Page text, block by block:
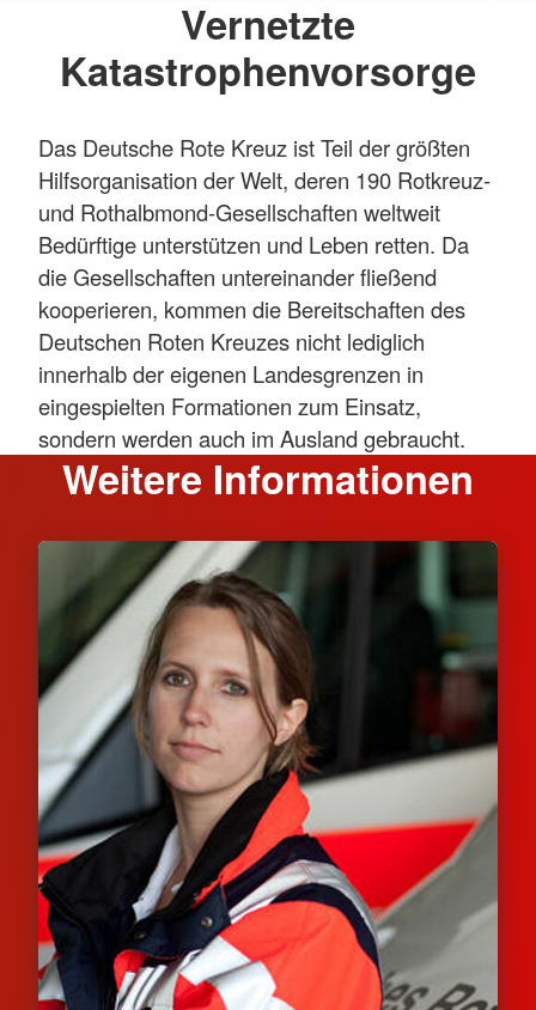
Vernetzte
Katastrophenvorsorge
Das Deutsche Rote Kreuz ist Teil der größten
Hilfsorganisation der Welt, deren 190 Rotkreuz-
und Rothalbmond-Gesellschaften weltweit
Bedürftige unterstützen und Leben retten. Da
die Gesellschaften untereinander fließend
kooperieren, kommen die Bereitschaften des
Deutschen Roten Kreuzes nicht lediglich
innerhalb der eigenen Landesgrenzen in
eingespielten Formationen zum Einsatz,
sondern werden auch im Ausland gebraucht.
Weitere Informationen